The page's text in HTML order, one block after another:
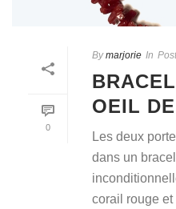
0
By marjorie In
OEIL
Les deux
dans un
corail rouge